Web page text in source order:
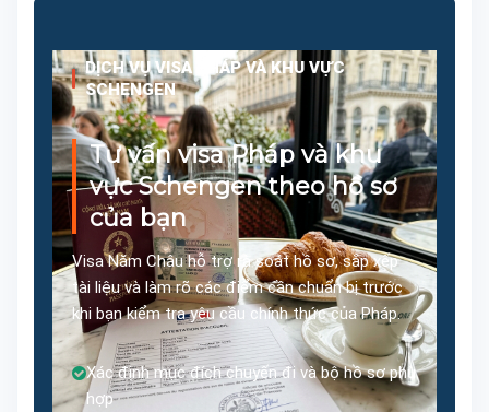
DỊCH VỤ VISA PHÁP VÀ KHU VỰC
SCHENGEN
Tư vấn visa Pháp và khu
vực Schengen theo hồ sơ
của bạn
Visa Năm Châu hỗ trợ rà soát hồ sơ, sắp xếp
tài liệu và làm rõ các điểm cần chuẩn bị trước
khi bạn kiểm tra yêu cầu chính thức của Pháp.
Xác định mục đích chuyến đi và bộ hồ sơ phù
hợp